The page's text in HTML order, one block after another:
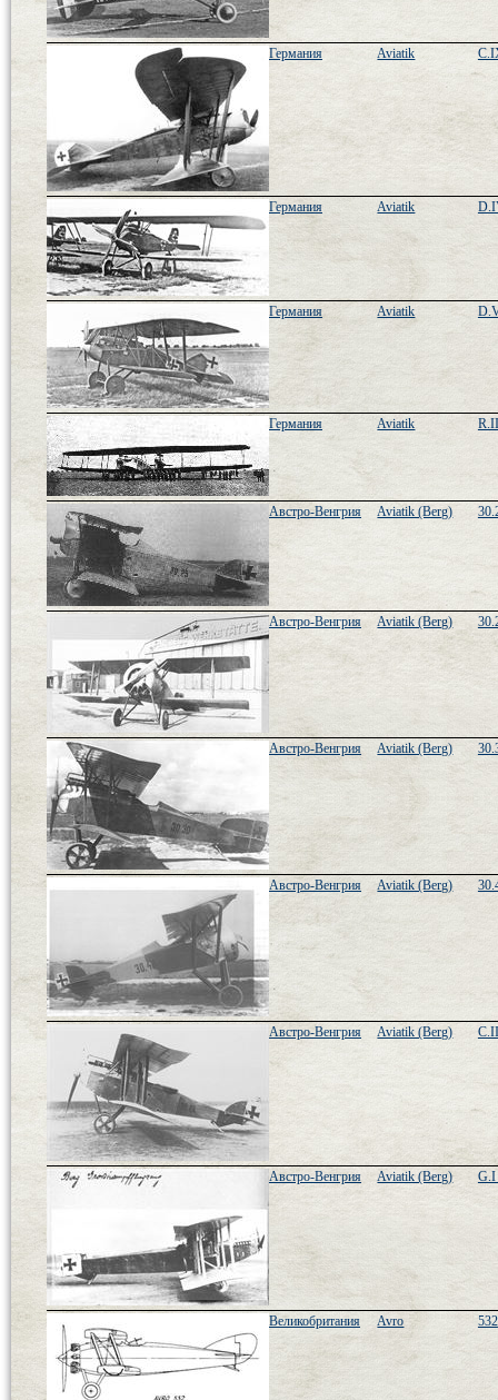
Германия Aviatik
Германия Aviatik
Германия Aviatik
Германия Aviatik
Австро-Венгрия Aviatik (Berg)
Австро-Венгрия Aviatik (Berg)
Австро-Венгрия Aviatik (Berg)
Австро-Венгрия Aviatik (Berg)
Австро-Венгрия Aviatik (Berg) C.II
Австро-Венгрия Aviatik (Berg) G.I
Великобритания Avro 532